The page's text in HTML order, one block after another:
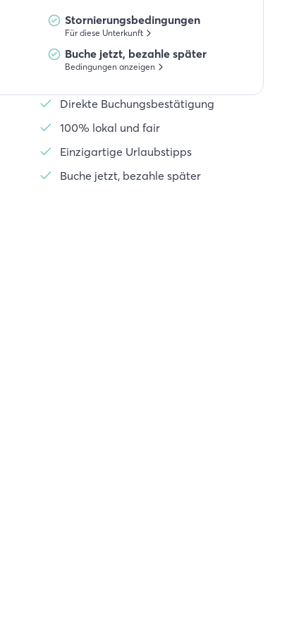
Stornierungsbedingungen
Für diese Unterkunft
Buche jetzt, bezahle später
Bedingungen anzeigen
Direkte Buchungsbestätigung
100% lokal und fair
Einzigartige Urlaubstipps
Buche jetzt, bezahle später